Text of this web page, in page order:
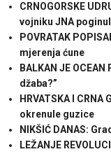
CRNOGORSKE
vojniku JNA
POVRATAK
mjerenja ćune
BALKAN JE
džaba?”
HRVATSKA I
okrenule guzice
NIKŠIĆ DANAS:
LEŽANJE